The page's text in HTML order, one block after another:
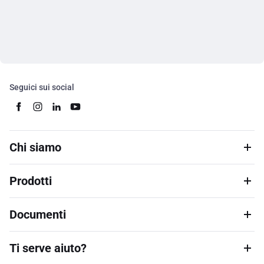
Seguici sui social
Chi siamo
Prodotti
Documenti
Ti serve aiuto?